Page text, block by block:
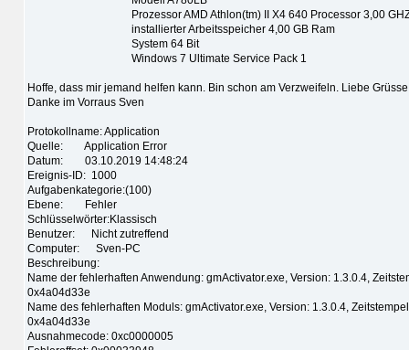
Prozessor AMD Athlon(tm) II X4 640 Processor 3,00
installierter Arbeitsspeicher 4,00 GB Ram
System 64 Bit
Windows 7 Ultimate Service Pack 1
Hoffe, dass mir jemand helfen kann. Bin schon am Verzweifeln. Liebe
Danke im Vorraus Sven
Protokollname: Application
Quelle: Application Error
Datum: 03.10.2019 14:48:24
Ereignis-ID: 1000
Aufgabenkategorie:(100)
Ebene: Fehler
Schlüsselwörter:Klassisch
Benutzer: Nicht zutreffend
Computer: Sven-PC
Beschreibung:
Name der fehlerhaften Anwendung: gmActivator.exe, Version: 1.3.0.4,
0x4a04d33e
Name des fehlerhaften Moduls: gmActivator.exe, Version: 1.3.0.4,
0x4a04d33e
Ausnahmecode: 0xc0000005